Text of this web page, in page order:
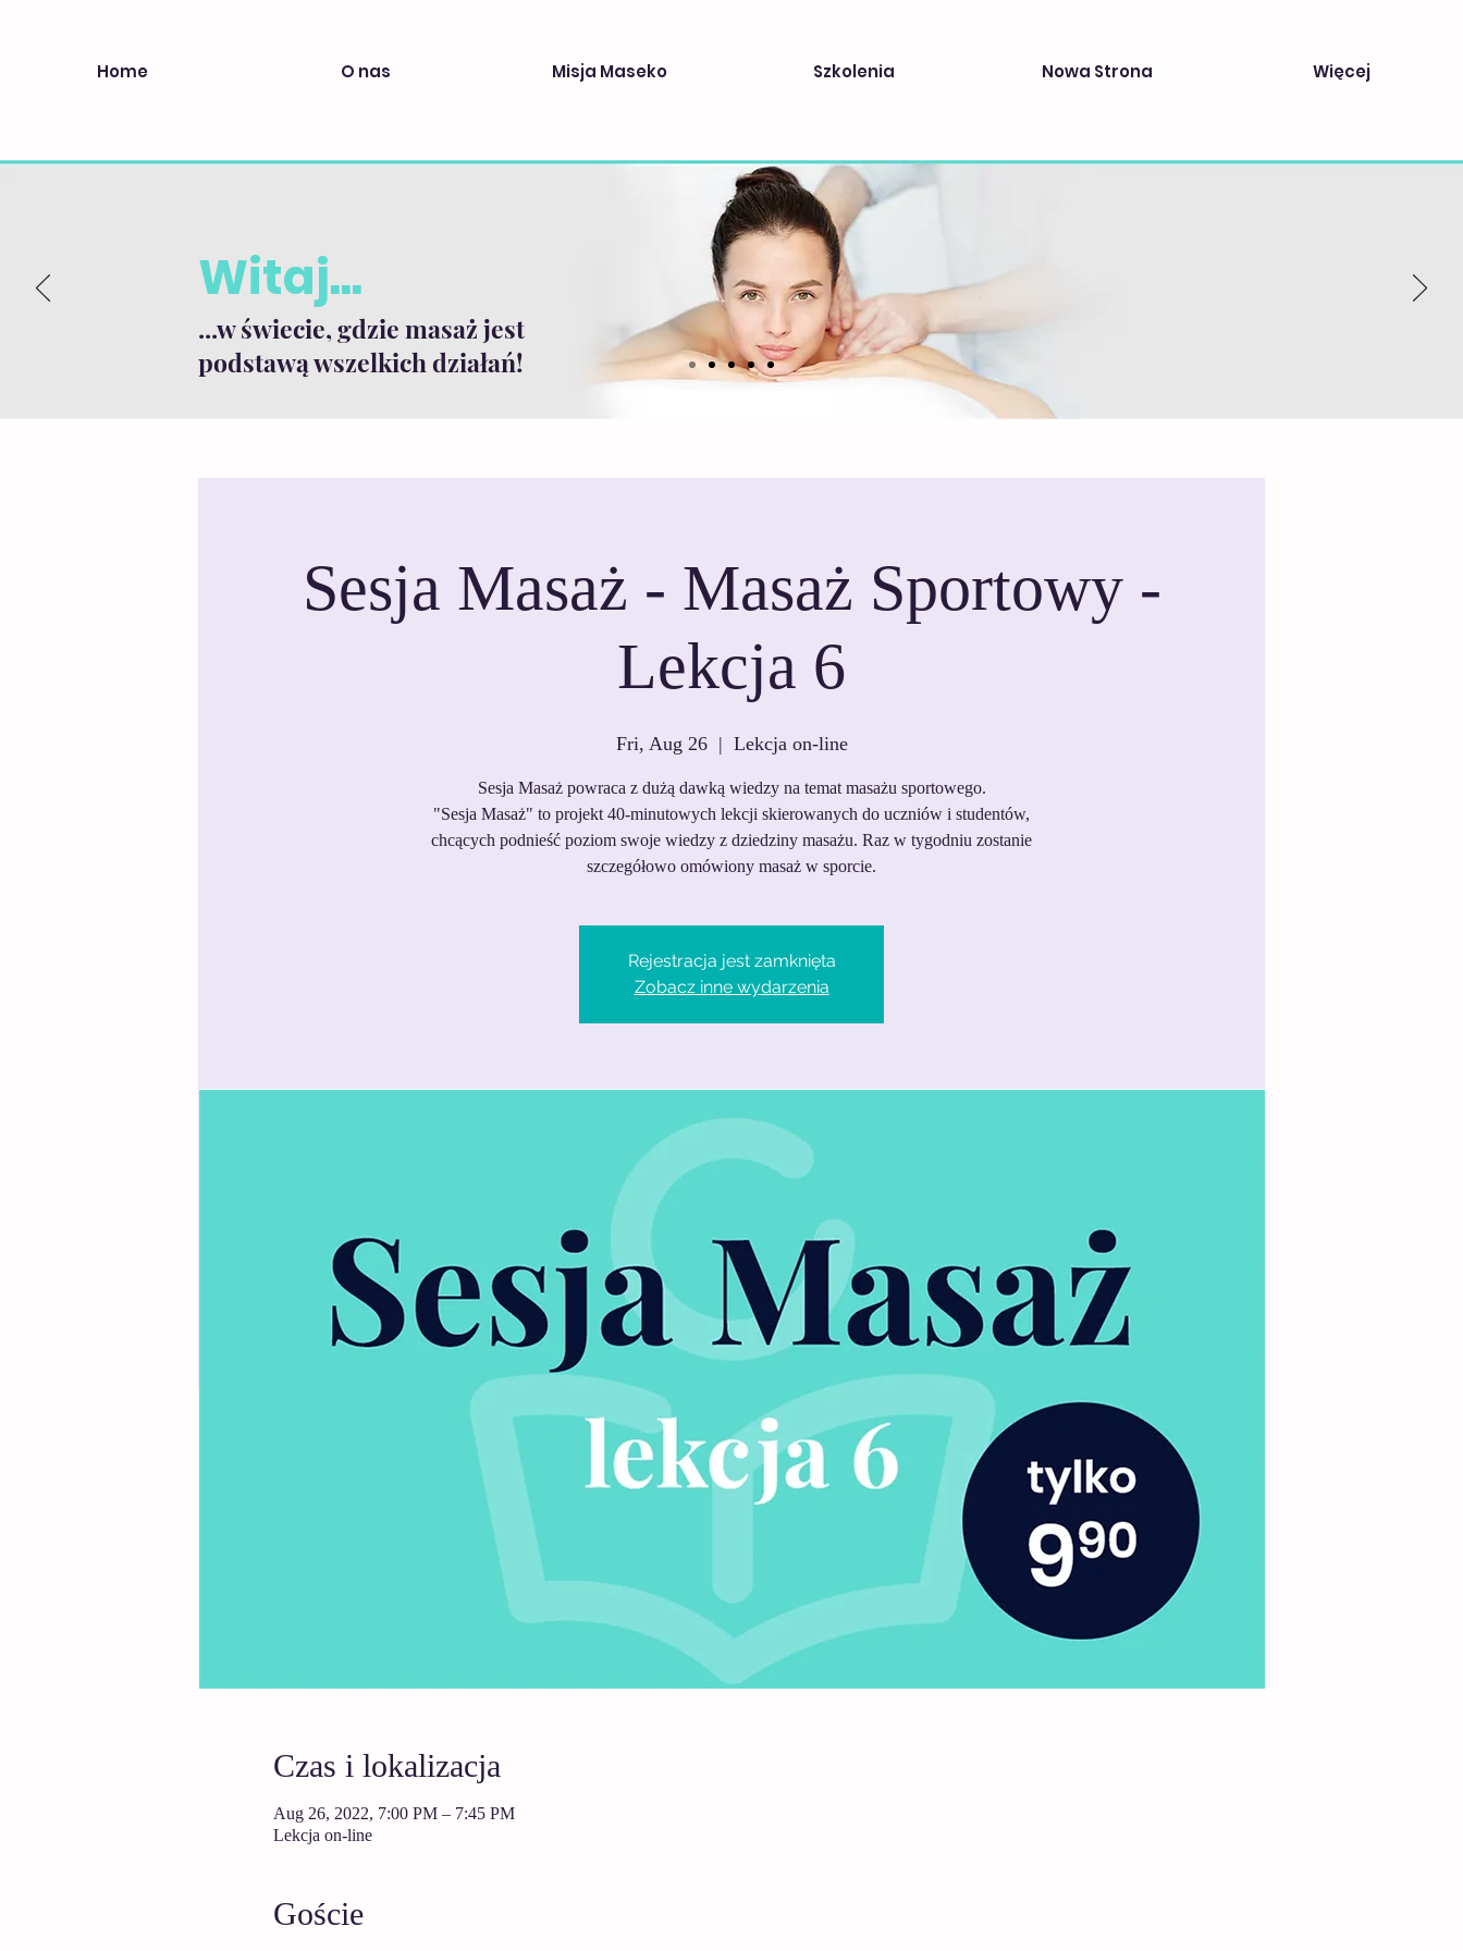
Home O nas Misja Maseko Szkolenia Nowa Strona Więcej
Witaj...
...w świecie, gdzie masaż jest
podstawą wszelkich działań!
Sesja Masaż - Masaż Sportowy -
Lekcja 6
Fri, Aug 26
  |
Lekcja on-line
Sesja Masaż powraca z dużą dawką wiedzy na temat masażu sportowego.
"Sesja Masaż" to projekt 40-minutowych lekcji skierowanych do uczniów i studentów,
chcących podnieść poziom swoje wiedzy z dziedziny masażu. Raz w tygodniu zostanie
szczegółowo omówiony masaż w sporcie.
Rejestracja jest zamknięta
Zobacz inne wydarzenia
Czas i lokalizacja
Aug 26, 2022, 7:00 PM – 7:45 PM
Lekcja on-line
Goście